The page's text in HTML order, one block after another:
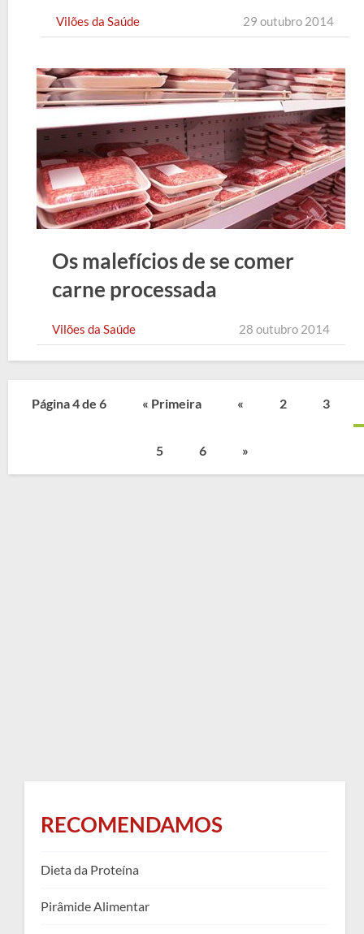
Vilões da Saúde 29 outubro 2014
Os malefícios de se comer
carne processada
Vilões da Saúde 28 outubro 2014
Página 4 de 6 « Primeira « 2 3
5 6 »
RECOMENDAMOS
Dieta da Proteína
Pirâmide Alimentar